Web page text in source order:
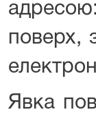
поверх,
Явка